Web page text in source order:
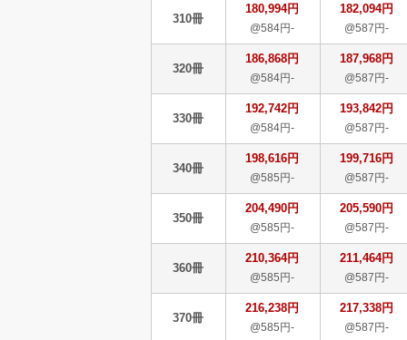
310冊
180,994円
@584円-
182,094円
@587円-
320冊
186,868円
@584円-
187,968円
@587円-
330冊
192,742円
@584円-
193,842円
@587円-
340冊
198,616円
@585円-
199,716円
@587円-
350冊
204,490円
@585円-
205,590円
@587円-
360冊
210,364円
@585円-
211,464円
@587円-
370冊
216,238円
@585円-
217,338円
@587円-